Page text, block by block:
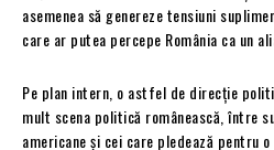
asemenea să genereze tensiuni
care ar putea percepe România ca un
Pe plan intern, o astfel de direcție
mult scena politică românească, între
americane și cei care pledează pentru